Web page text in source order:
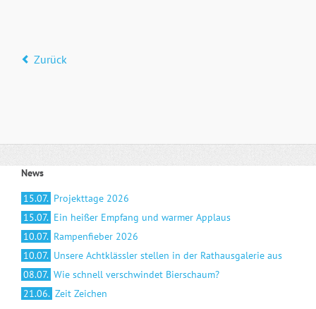
Zurück
News
15.07. Projekttage 2026
15.07. Ein heißer Empfang und warmer Applaus
10.07. Rampenfieber 2026
10.07. Unsere Achtklässler stellen in der Rathausgalerie aus
08.07. Wie schnell verschwindet Bierschaum?
21.06. Zeit Zeichen